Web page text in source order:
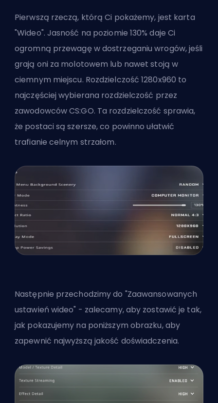
Pierwszą rzeczą, którą Ci pokażemy, jest karta
"Wideo". Jasność na poziomie 130% daje Ci
ogromną przewagę w dostrzeganiu wrogów, jeśli
grają oni za molotowem lub nawet stoją w
ciemnym miejscu. Rozdzielczość 1280x960 to
najczęściej wybierana rozdzielczość przez
zawodowców CS:GO. Ta rozdzielczość sprawia,
że postaci są szersze, co powinno ułatwić
trafianie celnym strzałom.
Następnie przechodzimy do "Zaawansowanych
ustawień wideo" - zalecamy, aby zostawić je tak,
jak pokazujemy na poniższym obrazku, aby
zapewnić najwyższą jakość doświadczenia.